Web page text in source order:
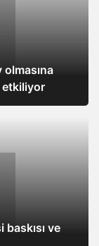
olmasına
etkiliyor
ve